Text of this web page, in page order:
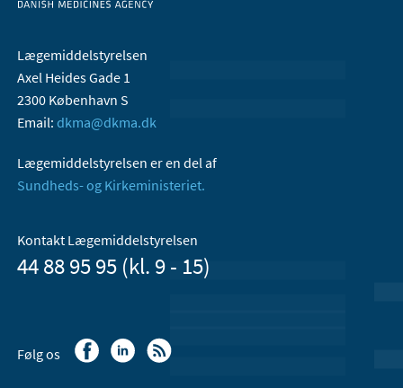
Lægemiddelstyrelsen
Axel Heides Gade 1
2300 København S
Email: dkma@dkma.dk
Lægemiddelstyrelsen er en del af
Sundheds- og Kirkeministeriet.
Kontakt Lægemiddelstyrelsen
44 88 95 95 (kl. 9 - 15)
Følg os